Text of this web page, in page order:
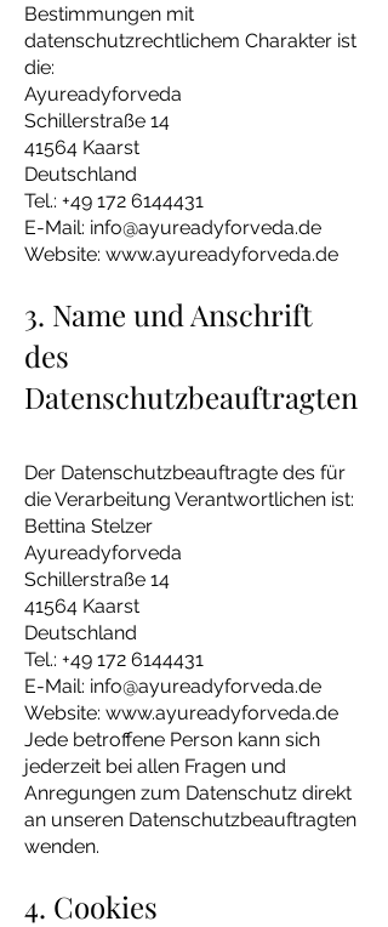
Bestimmungen mit
datenschutzrechtlichem Charakter ist
die:
Ayureadyforveda
Schillerstraße 14
41564 Kaarst
Deutschland
Tel.: +49 172 6144431
E-Mail: info@ayureadyforveda.de
Website: www.ayureadyforveda.de
3. Name und Anschrift
des
Datenschutzbeauftragten
Der Datenschutzbeauftragte des für
die Verarbeitung Verantwortlichen ist:
Bettina Stelzer
Ayureadyforveda
Schillerstraße 14
41564 Kaarst
Deutschland
Tel.: +49 172 6144431
E-Mail: info@ayureadyforveda.de
Website: www.ayureadyforveda.de
Jede betroffene Person kann sich
jederzeit bei allen Fragen und
Anregungen zum Datenschutz direkt
an unseren Datenschutzbeauftragten
wenden.
4. Cookies